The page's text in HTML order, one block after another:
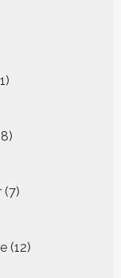
producten
8
producten
7
producten
12
producten